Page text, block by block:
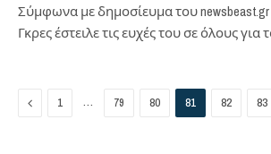
Σύμφωνα με δημοσίευμα του
Γκρες έστειλε τις ευχές του σε όλους
Previous
1 … 79 80 81 82 83